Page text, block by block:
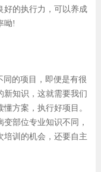
好的执行力，可以养成
呦!
同的项目，即便是有很
新知识，这就需要我们
方案，执行好项目。
部位专业知识不同，
培训的机会，还要自主